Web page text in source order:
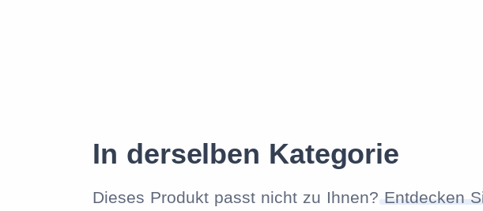
In derselben Kategorie
Dieses Produkt passt nicht zu Ihnen?Entdecken